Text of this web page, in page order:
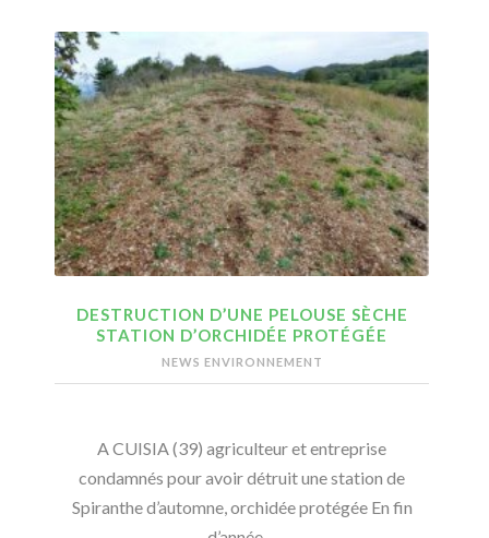
DESTRUCTION D’UNE PELOUSE SÈCHE
STATION D’ORCHIDÉE PROTÉGÉE
NEWS ENVIRONNEMENT
A CUISIA (39) agriculteur et entreprise
condamnés pour avoir détruit une station de
Spiranthe d’automne, orchidée protégée En fin